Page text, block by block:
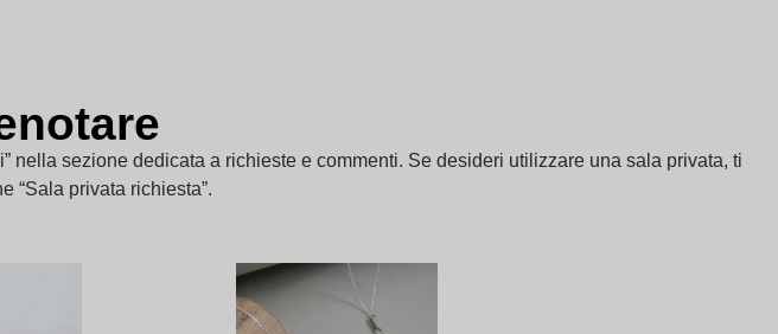
sezione dedicata a richieste e commenti. Se desideri utilizzare una sala privata, ti
“Sala privata richiesta”.